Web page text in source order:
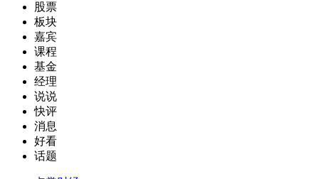
股票
板块
嘉宾
课程
基金
经理
说说
快评
消息
好看
话题